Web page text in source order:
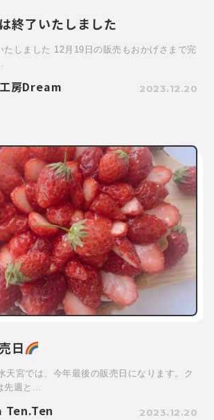
終了いたしました
たしました 12月19日の販売もおかげさまで完
房Dream 2023.12.20
日
天宮では、今年最後の販売日になります。ク
先週と…
2023.12.20